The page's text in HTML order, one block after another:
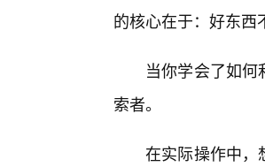
的核心在于：好东西
当你学会了如
索者。
在实际操作中，